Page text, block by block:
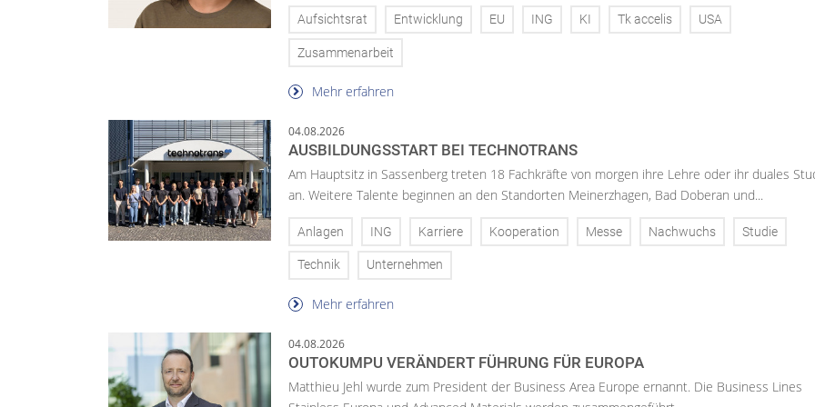
Aufsichtsrat Entwicklung EU ING KI Tk accelis USA
Zusammenarbeit
Mehr erfahren
04.08.2026
AUSBILDUNGSSTART BEI TECHNOTRANS
Am Hauptsitz in Sassenberg treten 18 Fachkräfte von morgen ihre Lehre oder ihr duales
an. Weitere Talente beginnen an den Standorten Meinerzhagen, Bad Doberan und...
Anlagen ING Karriere Kooperation Messe Nachwuchs Studie
Technik Unternehmen
Mehr erfahren
04.08.2026
OUTOKUMPU VERÄNDERT FÜHRUNG FÜR EUROPA
Matthieu Jehl wurde zum President der Business Area Europe ernannt. Die Business Lines